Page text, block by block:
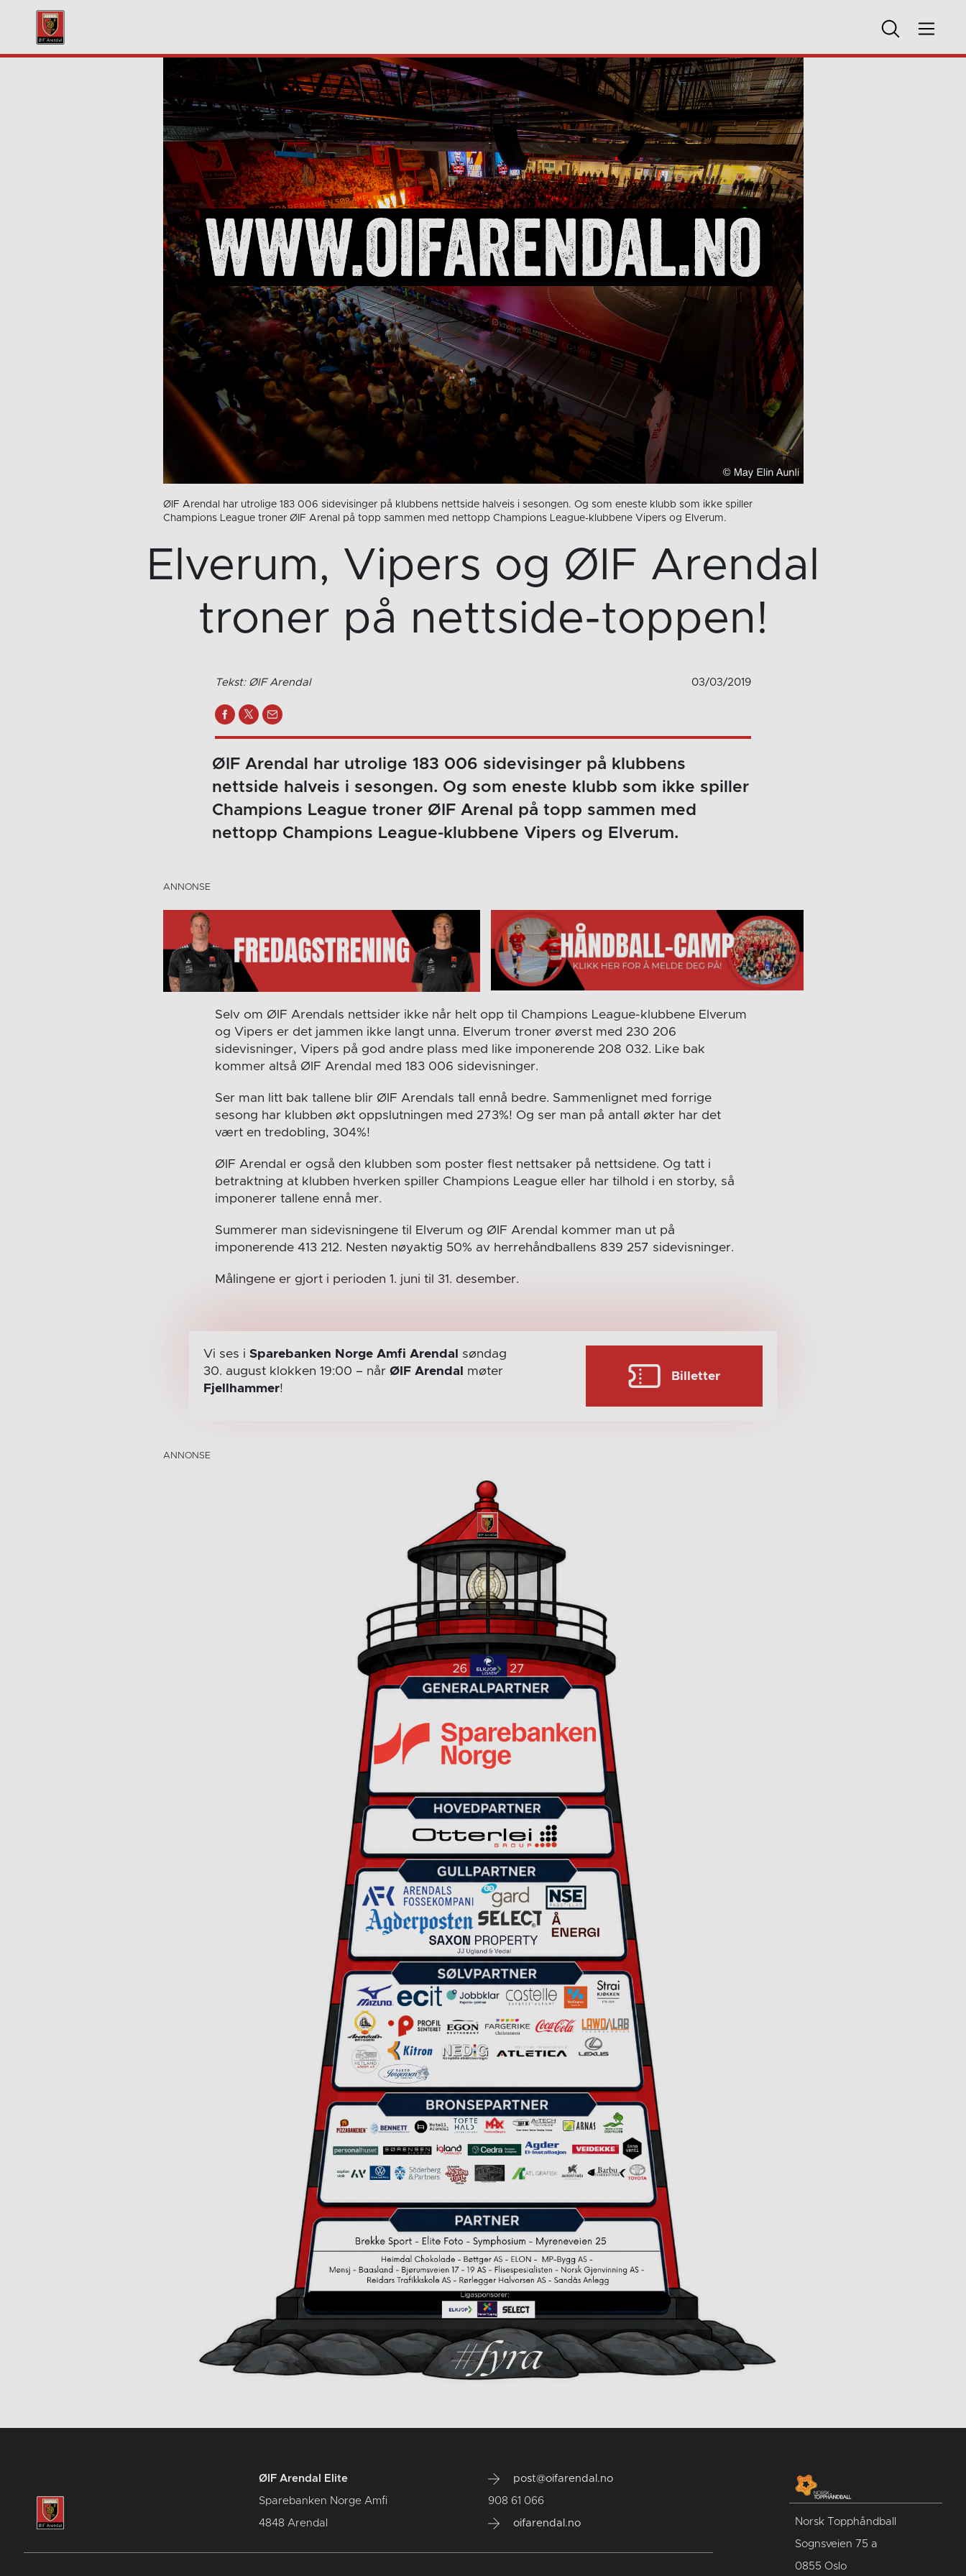
ØIF Arendal har utrolige 183 006 sidevisinger på klubbens nettside halveis i sesongen. Og som eneste klubb som ikke spiller
Champions League troner ØIF Arenal på topp sammen med nettopp Champions League-klubbene Vipers og Elverum.
Elverum, Vipers og ØIF Arendal
troner på nettside-toppen!
Tekst: ØIF Arendal 03/03/2019
ØIF Arendal har utrolige 183 006 sidevisinger på klubbens
nettside halveis i sesongen. Og som eneste klubb som ikke spiller
Champions League troner ØIF Arenal på topp sammen med
nettopp Champions League-klubbene Vipers og Elverum.
Selv om ØIF Arendals nettsider ikke når helt opp til Champions League-klubbene Elverum
og Vipers er det jammen ikke langt unna. Elverum troner øverst med 230 206
sidevisninger, Vipers på god andre plass med like imponerende 208 032. Like bak
kommer altså ØIF Arendal med 183 006 sidevisninger.
Ser man litt bak tallene blir ØIF Arendals tall ennå bedre. Sammenlignet med forrige
sesong har klubben økt oppslutningen med 273%! Og ser man på antall økter har det
vært en tredobling, 304%!
ØIF Arendal er også den klubben som poster flest nettsaker på nettsidene. Og tatt i
betraktning at klubben hverken spiller Champions League eller har tilhold i en storby, så
imponerer tallene ennå mer.
Summerer man sidevisningene til Elverum og ØIF Arendal kommer man ut på
imponerende 413 212. Nesten nøyaktig 50% av herrehåndballens 839 257 sidevisninger.
Målingene er gjort i perioden 1. juni til 31. desember.
Vi ses i Sparebanken Norge Amfi Arendal
søndag
30. august klokken 19:00 – når ØIF Arendal
møter
Fjellhammer!
Billetter
ØIF Arendal Elite
Sparebanken Norge Amfi
4848 Arendal
post@oifarendal.no
908 61 066
oifarendal.no Norsk Topphåndball
Sognsveien 75 a
0855 Oslo